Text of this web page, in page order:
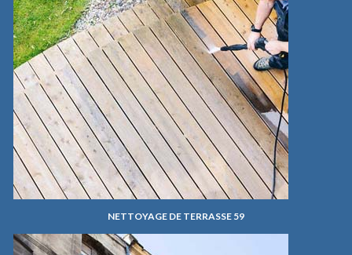
NETTOYAGE DE TERRASSE 59